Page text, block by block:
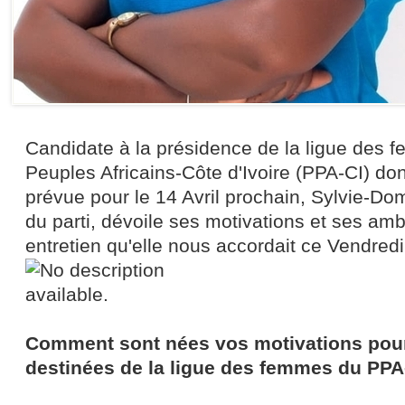
Candidate à la présidence de la ligue des
Peuples Africains-Côte d'Ivoire (PPA-CI)
prévue pour le 14 Avril prochain, Sylvie-
du parti, dévoile ses motivations et ses
entretien qu'elle nous accordait ce
Comment sont nées vos motivations
destinées de la ligue des femmes du